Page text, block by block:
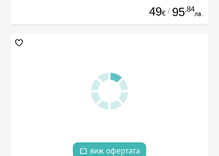
49€ / 95.84
лв.
виж офертата